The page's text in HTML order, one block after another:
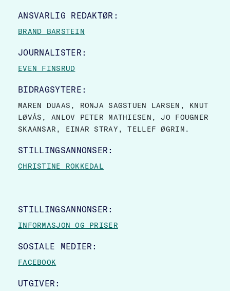
SITE FOOTER
ANSVARLIG REDAKTØR:
BRAND BARSTEIN
JOURNALISTER:
EVEN FINSRUD
BIDRAGSYTERE:
MAREN DUAAS, RONJA SAGSTUEN LARSEN, KNUT
LØVÅS, ANLOV PETER MATHIESEN, JO FOUGNER
SKAANSAR, EINAR STRAY, TELLEF ØGRIM.
STILLINGSANNONSER:
CHRISTINE ROKKEDAL
STILLINGSANNONSER:
INFORMASJON OG PRISER
SOSIALE MEDIER:
FACEBOOK
UTGIVER: